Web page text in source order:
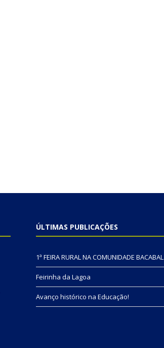
ÚLTIMAS PUBLICAÇÕES
1ª FEIRA RURAL NA COMUNIDADE BACABAL
Feirinha da Lagoa
Avanço histórico na Educação!